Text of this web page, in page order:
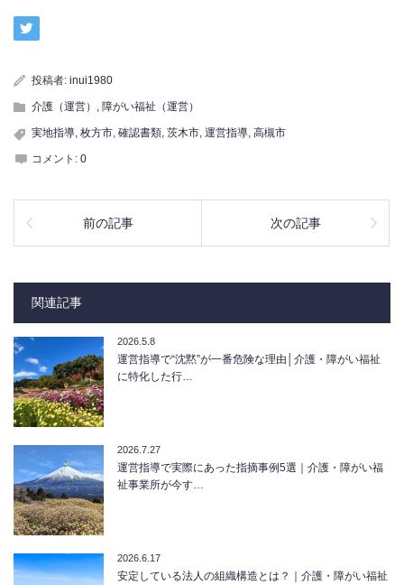
投稿者: inui1980
介護（運営） , 障がい福祉（運営）
実地指導, 枚方市, 確認書類, 茨木市, 運営指導, 高槻市
コメント: 0
前の記事 次の記事
関連記事
2026.5.8
運営指導で“沈黙”が一番危険な理由│介護・障がい福祉
に特化した行…
2026.7.27
運営指導で実際にあった指摘事例5選｜介護・障がい福
祉事業所が今す…
2026.6.17
安定している法人の組織構造とは？｜介護・障がい福祉